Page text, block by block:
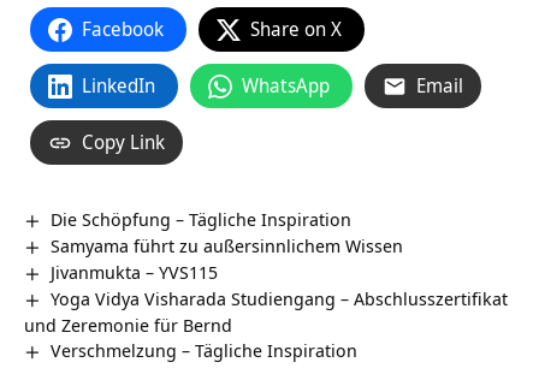
Facebook Share on X
LinkedIn WhatsApp Email
Copy Link
Die Schöpfung – Tägliche Inspiration
Samyama führt zu außersinnlichem Wissen
Jivanmukta – YVS115
Yoga Vidya Visharada Studiengang – Abschlusszertifikat
und Zeremonie für Bernd
Verschmelzung – Tägliche Inspiration